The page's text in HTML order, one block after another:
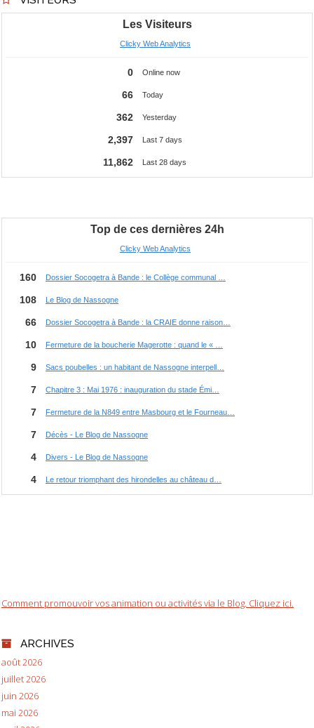
Comment promouvoir vos animation ou activités via le Blog. Cliquez ici.
ARCHIVES
août 2026
juillet 2026
juin 2026
mai 2026